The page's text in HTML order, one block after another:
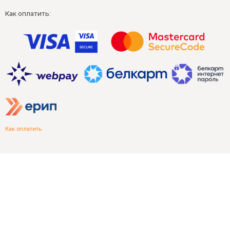
Как оплатить:
Как оплатить